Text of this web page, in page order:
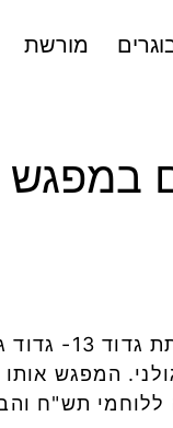
מורשת
70 שנה
אני רואה חובה וזכות
במלאת 70 שנה לגדוד 13
תש"ח